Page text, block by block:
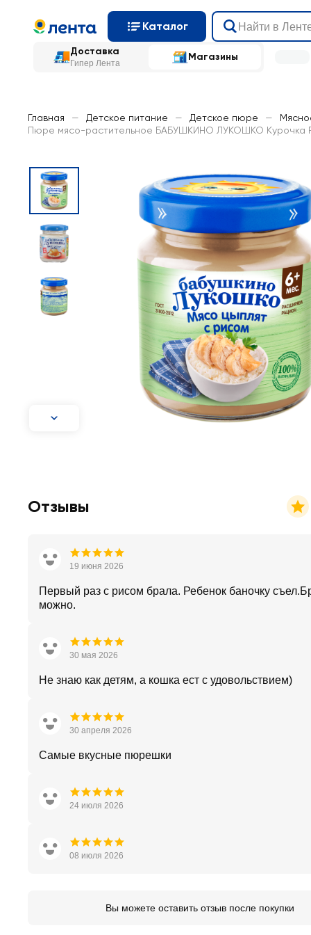
Каталог
Доставка
Гипер Лента
Магазины
Главная — Детское питание — Детское пюре —
Пюре мясо-растительное БАБУШКИНО ЛУКОШКО Курочка
Отзывы
19 июня 2026
Первый раз с рисом брала. Ребенок баночку
можно.
30 мая 2026
Не знаю как детям, а кошка ест с удовольствием)
30 апреля 2026
Самые вкусные пюрешки
24 июля 2026
08 июля 2026
Вы можете оставить отзыв после покупки